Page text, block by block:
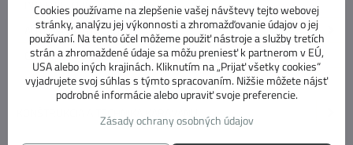
INTERNETOVÉ LTE ANTÉNY
AUTORÁDIA A NAVIGÁCIE
CÚVACIE SYSTÉMY
SPOTREBIČE
KONŠTRUKCIA A TECHNIKA KARAVANU
Cookies používame na zlepšenie vašej návštevy tejto webovej
stránky, analýzu jej výkonnosti a zhromažďovanie údajov o jej
používaní. Na tento účel môžeme použiť nástroje a služby tretích
strán a zhromaždené údaje sa môžu preniesť k partnerom v EÚ,
USA alebo iných krajinách. Kliknutím na „Prijať všetky cookies“
vyjadrujete svoj súhlas s týmto spracovaním. Nižšie môžete nájsť
podrobné informácie alebo upraviť svoje preferencie.
Zásady ochrany osobných údajov